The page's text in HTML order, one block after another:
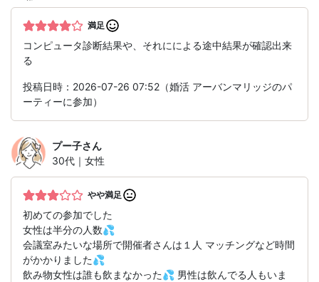
満足
コンピュータ診断結果や、それにによる途中結果が確認出来
る
投稿日時：2026-07-26 07:52（婚活 アーバンマリッジのパ
ーティーに参加）
プー子さん
30代｜女性
やや満足
初めての参加でした
女性は半分の人数💦
会議室みたいな場所で開催者さんは１人 マッチングなど時間
がかかりました💦
飲み物女性は誰も飲まなかった💦 男性は飲んでる人もいま